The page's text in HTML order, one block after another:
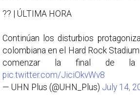
?? | ÚLTIMA HORA
Continúan los disturbios
colombiana en el Hard Rock
comenzar la final de la
pic.twitter.com/JiciOkvWv8
— UHN Plus (@UHN_Plus) July 14,